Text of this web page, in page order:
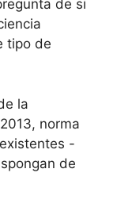
de si
tipo de
la
norma
-
de